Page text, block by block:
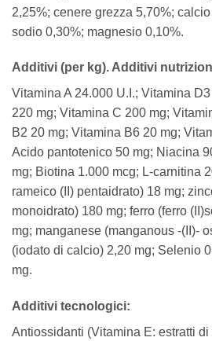
2,25%; cenere grezza 5,70%;
sodio 0,30%; magnesio 0,10%.
Additivi (per kg). Additivi
Vitamina A 24.000 U.I.; Vitamina
220 mg; Vitamina C 200 mg;
B2 20 mg; Vitamina B6 20 mg;
Acido pantotenico 50 mg; Niacina
mg; Biotina 1.000 mcg; L-carnitina
rameico (II) pentaidrato) 18 mg;
monoidrato) 180 mg; ferro (ferro
mg; manganese (manganous -(II)-
(iodato di calcio) 2,20 mg; Selenio
mg.
Additivi tecnologici:
Antiossidanti (Vitamina E: estratti